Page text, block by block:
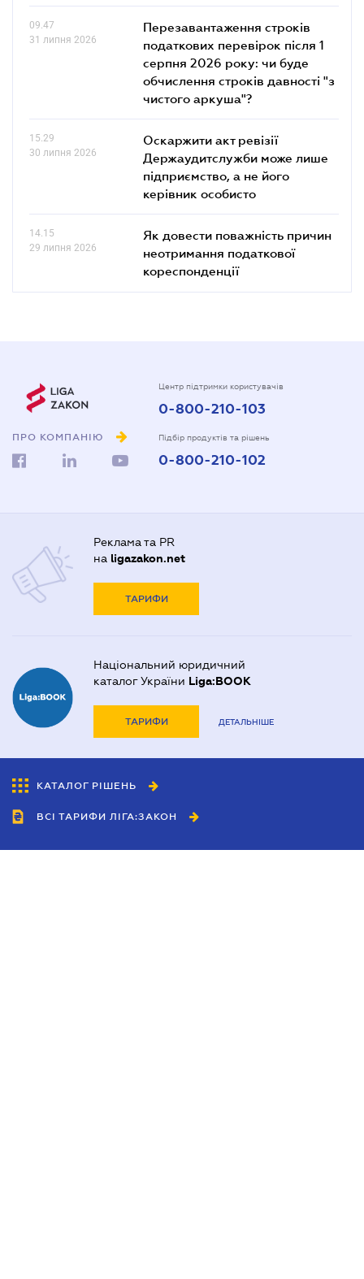
09.47
31 липня 2026
Перезавантаження строків
податкових перевірок після 1
серпня 2026 року: чи буде
обчислення строків давності "з
чистого аркуша"?
15.29
30 липня 2026
Оскаржити акт ревізії
Держаудитслужби може лише
підприємство, а не його
керівник особисто
14.15
29 липня 2026
Як довести поважність причин
неотримання податкової
кореспонденції
ПРО КОМПАНІЮ
Центр підтримки користувачів
0-800-210-103
Підбір продуктів та рішень
0-800-210-102
Реклама та PR
на ligazakon.net
ТАРИФИ
Національний юридичний
каталог України Liga:BOOK
ТАРИФИ ДЕТАЛЬНІШЕ
КАТАЛОГ РІШЕНЬ
ВСІ ТАРИФИ ЛІГА:ЗАКОН